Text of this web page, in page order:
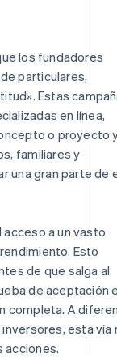
los fundadores
particulares,
Estas
en línea,
o proyecto
familiares y
una gran parte de
a un vasto
Esto
de que salga al
de aceptación
completa. A
esta vía
acciones.